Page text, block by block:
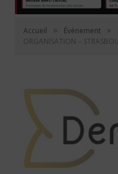
Accueil » Évènement »
ORGANISATION –